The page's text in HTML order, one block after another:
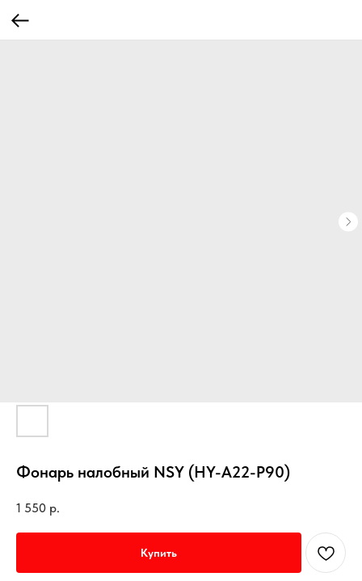
Фонарь налобный NSY (HY-A22-P90)
1 550 р.
Купить